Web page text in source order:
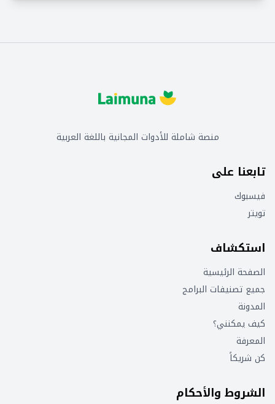
منصة شاملة للأدوات المجانية باللغة العربية
تابعنا على
فيسبوك
تويتر
استكشاف
الصفحة الرئيسية
جميع تصنيفات البرامج
المدونة
كيف يمكنني؟
المعرفة
كن شريكاً
الشروط والأحكام